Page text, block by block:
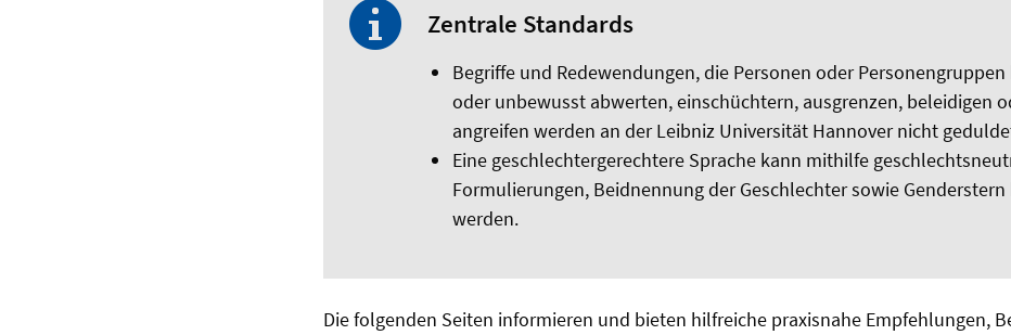
Zentrale Standards
Begriffe und Redewendungen,die Personen oder
oder unbewusst abwerten, einschüchtern, ausgrenzen, beleidigen
angreifen werden an der Leibniz Universität Hannover nicht
Eine geschlechtergerechtere Sprache kann mithilfe
Formulierungen, Beidnennung der Geschlechter sowie
werden.
Die folgenden Seiten informieren und bieten hilfreiche praxisnahe Empfehlungen,